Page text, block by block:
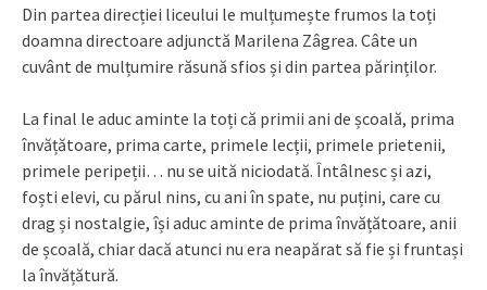
Din partea direcției liceului le mulțumește frumos la toți
doamna directoare adjunctă Marilena Zâgrea. Câte un
cuvânt de mulțumire răsună sfios și din partea părinților.
La final le aduc aminte la toți că primii ani de școală, prima
învățătoare, prima carte, primele lecții, primele prietenii,
primele peripeții… nu se uită niciodată. Întâlnesc și azi,
foști elevi, cu părul nins, cu ani în spate, nu puțini, care cu
drag și nostalgie, își aduc aminte de prima învățătoare, anii
de școală, chiar dacă atunci nu era neapărat să fie și fruntași
la învățătură.